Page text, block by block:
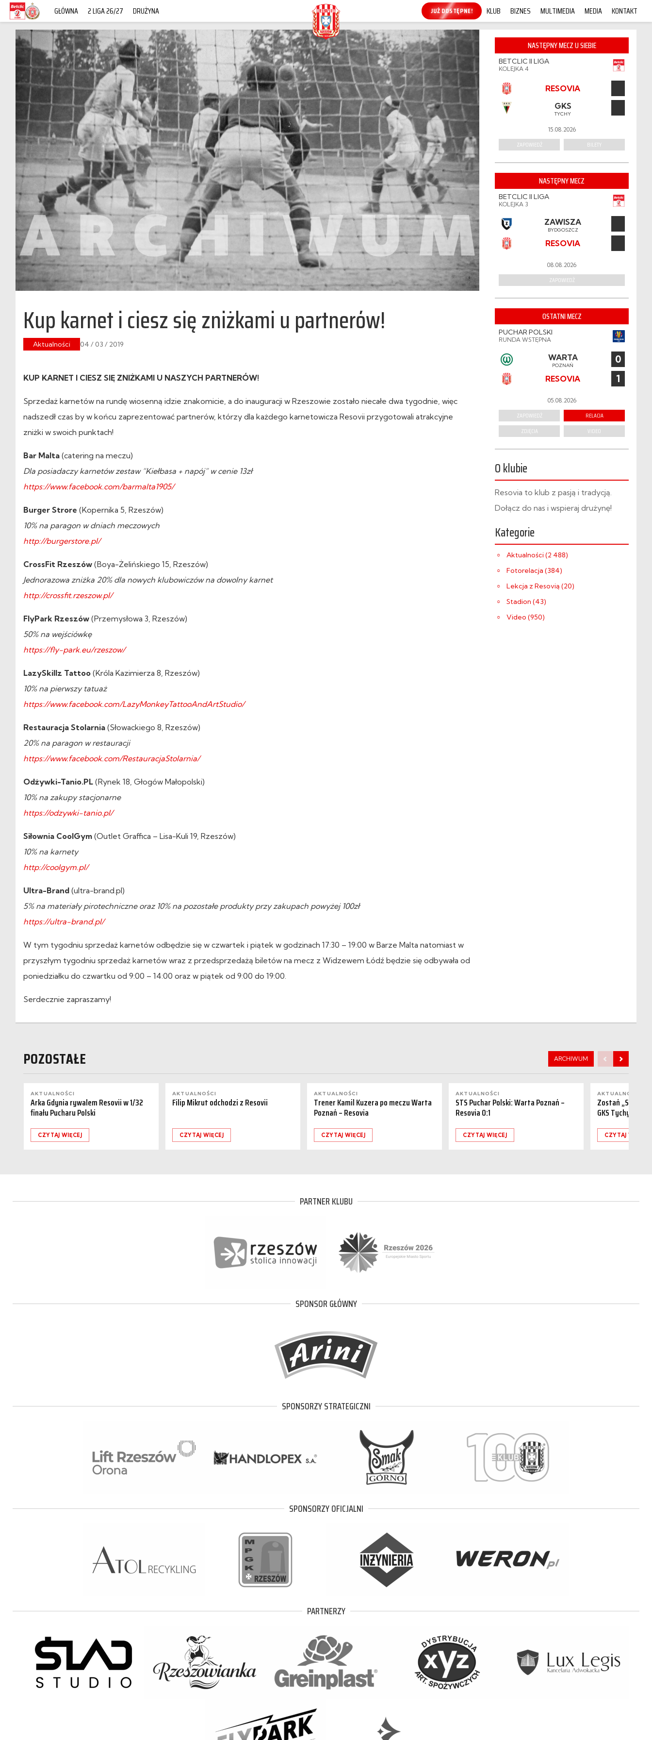
GŁÓWNA 2 LIGA 26/27 DRUŻYNA KUP ONLINE! KLUB BIZNES MULTIMEDIA MEDIA KONTAKT
Kup karnet i ciesz się zniżkami u partnerów!
Aktualności 04 / 03 / 2019
KUP KARNET I CIESZ SIĘ ZNIŻKAMI U NASZYCH PARTNERÓW!
Sprzedaż karnetów na rundę wiosenną idzie znakomicie, a do inauguracji w Rzeszowie zostało niecałe dwa tygodnie, więc
nadszedł czas by w końcu zaprezentować partnerów, którzy dla każdego karnetowicza Resovii przygotowali atrakcyjne
zniżki w swoich punktach!
Bar Malta (catering na meczu)
Dla posiadaczy karnetów zestaw “Kiełbasa + napój” w cenie 13zł
https://www.facebook.com/barmalta1905/
Burger Strore (Kopernika 5, Rzeszów)
10% na paragon w dniach meczowych
http://burgerstore.pl/
CrossFit Rzeszów (Boya-Żelińskiego 15, Rzeszów)
Jednorazowa zniżka 20% dla nowych klubowiczów na dowolny karnet
http://crossfit.rzeszow.pl/
FlyPark Rzeszów (Przemysłowa 3, Rzeszów)
50% na wejściówkę
https://fly-park.eu/rzeszow/
LazySkillz Tattoo (Króla Kazimierza 8, Rzeszów)
10% na pierwszy tatuaż
https://www.facebook.com/LazyMonkeyTattooAndArtStudio/
Restauracja Stolarnia (Słowackiego 8, Rzeszów)
20% na paragon w restauracji
https://www.facebook.com/RestauracjaStolarnia/
Odżywki-Tanio.PL (Rynek 18, Głogów Małopolski)
10% na zakupy stacjonarne
https://odzywki-tanio.pl/
Siłownia CoolGym (Outlet Graffica – Lisa-Kuli 19, Rzeszów)
10% na karnety
http://coolgym.pl/
Ultra-Brand (ultra-brand.pl)
5% na materiały pirotechniczne oraz 10% na pozostałe produkty przy zakupach powyżej 100zł
https://ultra-brand.pl/
W tym tygodniu sprzedaż karnetów odbędzie się w czwartek i piątek w godzinach 17:30 – 19:00 w Barze Malta natomiast w
przyszłym tygodniu sprzedaż karnetów wraz z przedsprzedażą biletów na mecz z Widzewem Łódź będzie się odbywała od
poniedziałku do czwartku od 9:00 – 14:00 oraz w piątek od 9:00 do 19:00.
Serdecznie zapraszamy!
NASTĘPNY MECZ U SIEBIE
BETCLIC II LIGA
KOLEJKA 4
RESOVIA
GKS
TYCHY
15.08.2026
ZAPOWIEDŹ BILETY
NASTĘPNY MECZ
BETCLIC II LIGA
KOLEJKA 3
ZAWISZA
BYDGOSZCZ
RESOVIA
08.08.2026
ZAPOWIEDŹ
OSTATNI MECZ
PUCHAR POLSKI
RUNDA WSTĘPNA
WARTA
POZNAŃ 0
RESOVIA 1
05.08.2026
ZAPOWIEDŹ
RELACJA
ZDJĘCIA
VIDEO
O klubie
Resovia to klub z pasją i tradycją.
Dołącz do nas i wspieraj drużynę!
Kategorie
Aktualności (2 488)
Fotorelacja (384)
Lekcja z Resovią (20)
Stadion (43)
Video (950)
POZOSTAŁE ARCHIWUM
AKTUALNOŚCI
Arka Gdynia rywalem Resovii w 1/32
finału Pucharu Polski
CZYTAJ WIĘCEJ
AKTUALNOŚCI
Filip Mikrut odchodzi z Resovii
CZYTAJ WIĘCEJ
AKTUALNOŚCI
Trener Kamil Kuzera po meczu Warta
Poznań – Resovia
CZYTAJ WIĘCEJ
AKTUALNOŚCI
STS Puchar Polski: Warta Poznań –
Resovia 0:1
CZYTAJ WIĘCEJ
AKTUALNOŚCI
Zostań
GKS Tychy
CZYTAJ WIĘCEJ
PARTNER KLUBU
SPONSOR GŁÓWNY
SPONSORZY STRATEGICZNI
SPONSORZY OFICJALNI
PARTNERZY